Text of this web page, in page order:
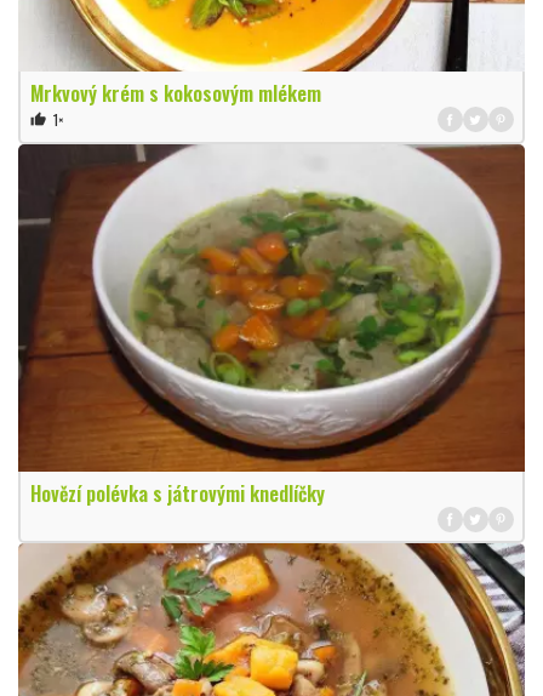
Mrkvový krém s kokosovým mlékem
thumb_up 1×
Hovězí polévka s játrovými knedlíčky